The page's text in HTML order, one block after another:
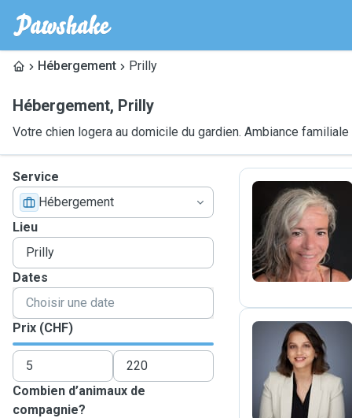
Hébergement Prilly
Hébergement, Prilly
Votre chien logera au domicile du gardien. Ambiance familiale
Service
Hébergement
Lieu
Dates
Prix (CHF)
Combien d’animaux de
compagnie?
F
T